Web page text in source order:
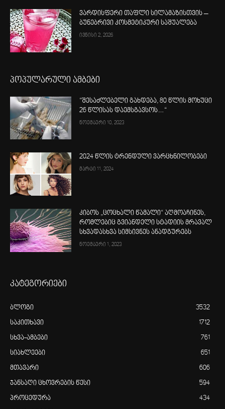
ვარდისფერი თაფლი სილამაზისთვის –
ბუნებრივი კოსმეტიკური საშუალება
ივნისი 2, 2026
პოპულარული ამბები
“შესაძლებელი გახდება, 80 წლის მოხუცი
26 წლისას დაემსგავსოს…“
ნოემბერი 10, 2023
2024 წლის ტრენდული ვარცხნილობები
მარტი 11, 2024
კიბოს „ცოცხალი წამალი“ აღმოაჩინეს,
რომლებიც გვიანდელი სტადიის მრავალ
სხვადასხვა სიმსივნეს ანადგურებს
ნოემბერი 1, 2023
კატეგორიები
ბლოგი 3532
საკითხავი 1712
სხვა-ამბები 761
სიახლეები 651
მთავარი 606
ჯანსაღი ცხოვრების წესი 594
პროცედურა 434